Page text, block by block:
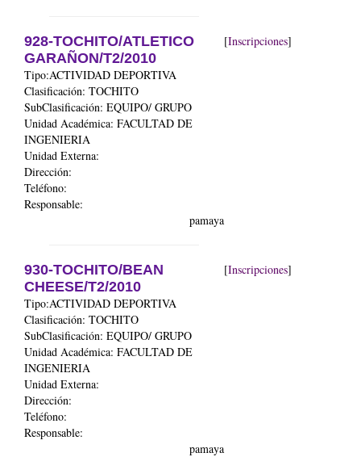
928-TOCHITO/ATLETICO
GARAÑON/T2/2010
Tipo:ACTIVIDAD DEPORTIVA
Clasificación: TOCHITO
SubClasificación: EQUIPO/ GRUPO
Unidad Académica: FACULTAD DE
INGENIERIA
Unidad Externa:
Dirección:
Teléfono:
Responsable:
pamaya
[Inscripciones]
930-TOCHITO/BEAN
CHEESE/T2/2010
Tipo:ACTIVIDAD DEPORTIVA
Clasificación: TOCHITO
SubClasificación: EQUIPO/ GRUPO
Unidad Académica: FACULTAD DE
INGENIERIA
Unidad Externa:
Dirección:
Teléfono:
Responsable:
pamaya
[Inscripciones]